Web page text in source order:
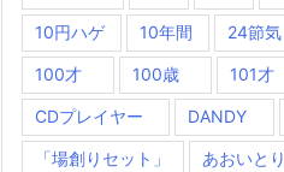
10円ハゲ 10年間 24節気
100才 100歳 101才
CDプレイヤー DANDY
「場創りセット」 あおいとり